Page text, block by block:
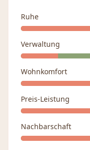
Ruhe
Verwaltung
Wohnkomfort
Preis-Leistung
Nachbarschaft